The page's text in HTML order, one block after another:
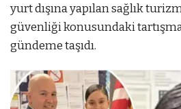
yurt dışına yapılan sağlık
güvenliği konusundaki
gündeme taşıdı.